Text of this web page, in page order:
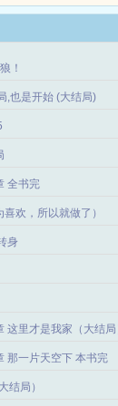
！
,也是开始 (大结局)
全书完
欢，所以就做了）
身
这里才是我家（大结局
那一片天空下 本书完
结局）